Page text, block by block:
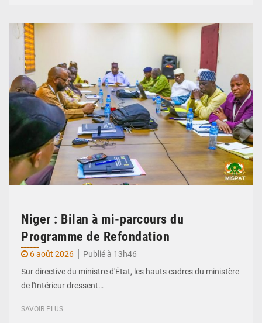
Niger : Bilan à mi-parcours du
Programme de Refondation
6 août 2026
Publié à 13h46
Sur directive du ministre d'État, les hauts cadres du ministère
de l'Intérieur dressent…
SAVOIR PLUS